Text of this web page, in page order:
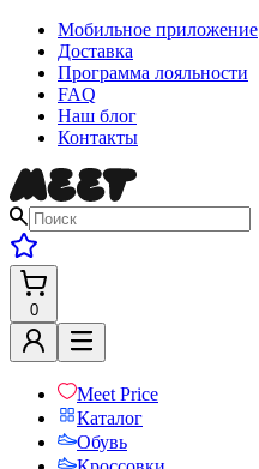
Мобильное приложение
Доставка
Программа лояльности
FAQ
Наш блог
Контакты
0
Meet Price
Каталог
Обувь